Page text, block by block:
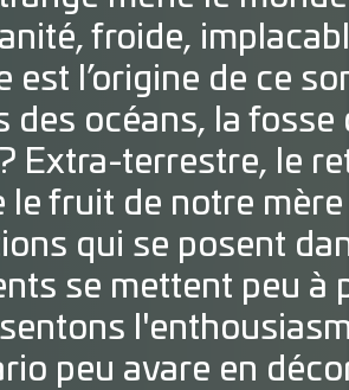
froide,
est l’origine de ce
des océans, la fosse
Extra-terrestre, le
le fruit de notre
qui se posent
se mettent peu à
peu avare en